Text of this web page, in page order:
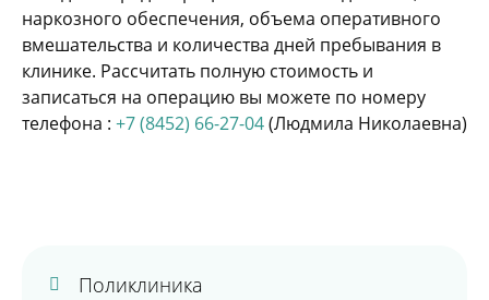
наркозного обеспечения, объема оперативного
вмешательства и количества дней пребывания в
клинике. Рассчитать полную стоимость и
записаться на операцию вы можете по номеру
телефона : +7 (8452) 66-27-04(Людмила Николаевна)
Поликлиника